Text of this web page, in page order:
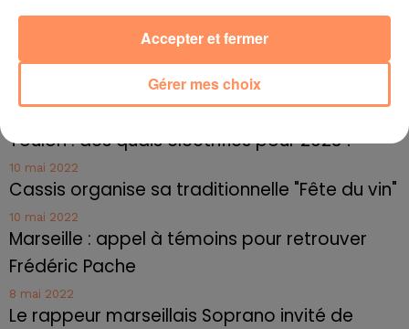
relation extras et...
Le cocholed pour jouer à la pétanque
jusqu'au bout de la nuit !
Toulon : des quais électrifiés pour 2023 !
10 mai 2022
Cassis organise sa traditionnelle "Fête du vin"
10 mai 2022
Marseille : appel à témoins pour retrouver
Frédéric Pache
8 mai 2022
Le rappeur marseillais Soprano invité de
Gérer mes choix
Accepter et fermer